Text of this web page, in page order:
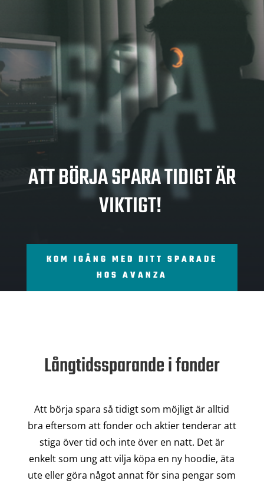
SPA
RA
ATT BÖRJA SPARA TIDIGT ÄR
VIKTIGT!
KOM IGÅNG MED DITT SPARADE
HOS AVANZA
Långtidssparande i fonder
Att börja spara så tidigt som möjligt är alltid
bra eftersom att fonder och aktier tenderar att
stiga över tid och inte över en natt. Det är
enkelt som ung att vilja köpa en ny hoodie, äta
ute eller göra något annat för sina pengar som